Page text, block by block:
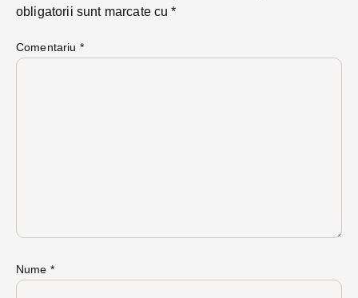
obligatorii sunt marcate cu*
Comentariu *
Nume *